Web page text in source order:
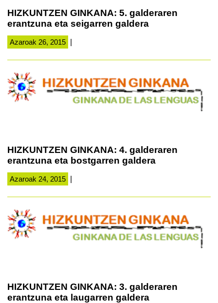
HIZKUNTZEN GINKANA: 5. galderaren
erantzuna eta seigarren galdera
Azaroak 26, 2015
HIZKUNTZEN GINKANA: 4. galderaren
erantzuna eta bostgarren galdera
Azaroak 24, 2015
HIZKUNTZEN GINKANA: 3. galderaren
erantzuna eta laugarren galdera